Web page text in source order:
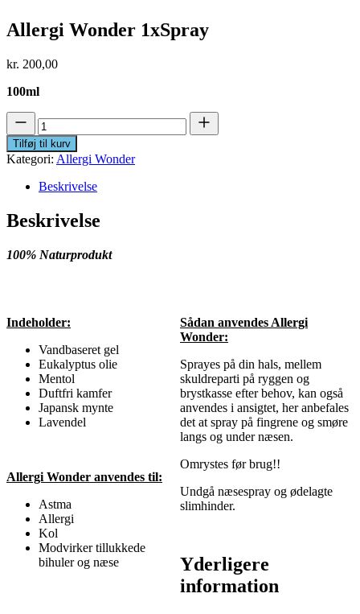
Allergi Wonder 1xSpray
kr. 200,00
100ml
Allergi
Wonder
1xSpray
antal
Tilføj til kurv
Kategori: Allergi Wonder
Beskrivelse
Beskrivelse
100% Naturprodukt
Indeholder:
Vandbaseret gel
Eukalyptus olie
Mentol
Duftfri kamfer
Japansk mynte
Lavendel
Allergi Wonder anvendes til:
Astma
Allergi
Kol
Modvirker tillukkede
bihuler og næse
Sådan anvendes Allergi
Wonder:
Sprayes på din hals, mellem
skuldreparti på ryggen og
brystkasse efter behov, kan også
anvendes i ansigtet, her anbefales
det at spray på fingrene og smøre
langs og under næsen.
Omrystes før brug!!
Undgå næsespray og ødelagte
slimhinder.
Yderligere
information